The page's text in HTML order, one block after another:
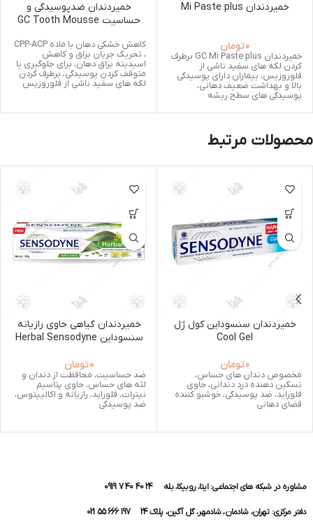
خمیردندان Mi Paste plus
0تومان
خمیردندان GC Mi Paste plus برطرف
کردن لکه های سفید ناشی از
فلوروزیس، بیماران دارای پوسیدگی
بالا و بهداشت ضعیف دهانی،
پوسیدگی های سطح ریشه
خمیردندان ضدپوسیدگی و
حساسیت GC Tooth Mousse
کاهش خشکی دهان با ماده CPP-ACP
، تحریک جریان بزاق و کاهش
اسیدیته بزاق دهان، برای جلوگیری یا
متوقف کردن پوسیدگی، برطرف کردن
لکه های سفید ناشی از فلوروزیس
محصولات مرتبط
خمیردندان سنسوداین کول ژل
Cool Gel
0تومان
مخصوص دندان های حساس،
تسکین دهنده درد دندانی، حاوی
فلوراید، ضد پوسیدگی، خوشبو کننده
فضای دهانی
خمیردندان گیاهی حاوی رازیانه
سنسوداین Herbal Sensodyne
0تومان
ضد حساسیت، محافظت از دندان و
لثه های حساس، حاوی پتاسیم
نیترات، فلوراید، رازیانه و اکالیپتوس،
ضد پوسیدگی
مشاوره در شبکه های اجتماعی: ایتا، روبیکا، بله 24 40 40 7 0919
دفتر مرکزی: تهران، شادمان، شادمهر، گل آگین، پلاک 24 197 666 55 021